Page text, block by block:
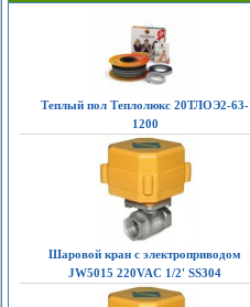
Теплый пол Теплолюкс 20ТЛОЭ2-63-
1200
Шаровой кран с электроприводом
JW5015 220VAC 1/2' SS304